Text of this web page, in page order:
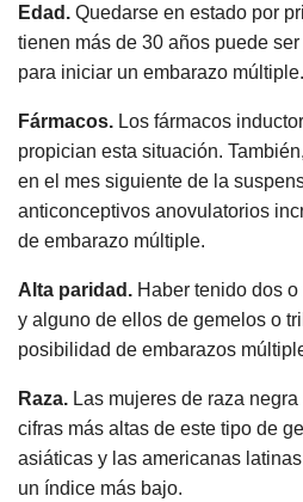
Edad. Quedarse en estado por
tienen más de 30 años puede
para iniciar un embarazo múltiple.
Fármacos. Los fármacos
propician esta situación.
en el mes siguiente de la
anticonceptivos anovulatorios
de embarazo múltiple.
Alta paridad. Haber tenido dos
y alguno de ellos de gemelos o
posibilidad de embarazos
Raza. Las mujeres de raza
cifras más altas de este tipo de
asiáticas y las americanas
un índice más bajo.